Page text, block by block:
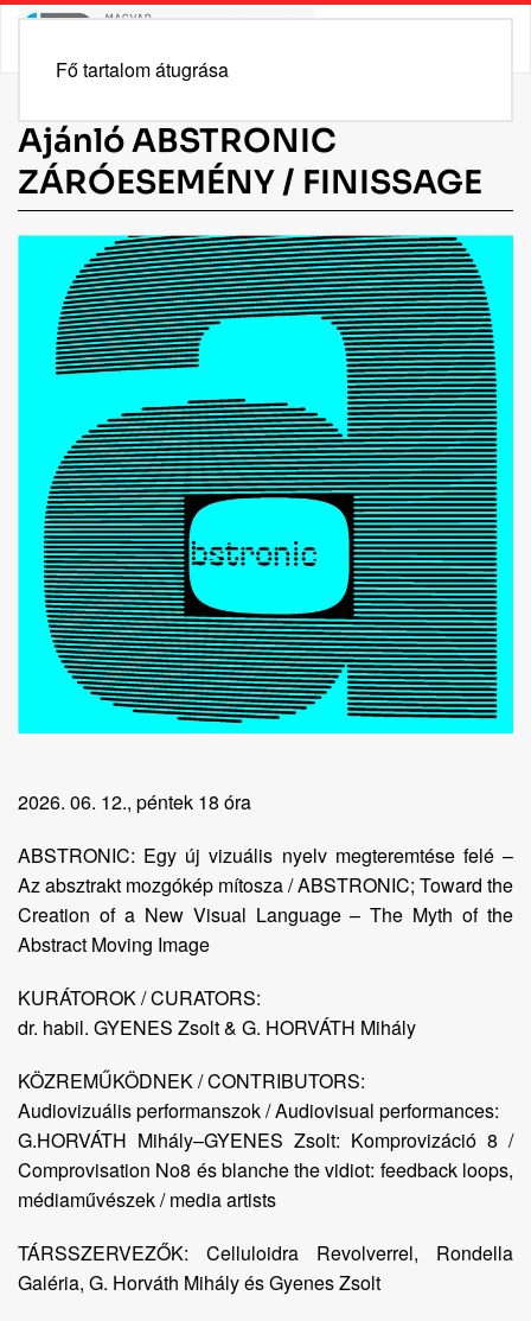
Fő tartalom átugrása
Ajánló ABSTRONIC
ZÁRÓESEMÉNY / FINISSAGE
2026. 06. 12., péntek 18 óra
ABSTRONIC: Egy új vizuális nyelv megteremtése felé –
Az absztrakt mozgókép mítosza / ABSTRONIC; Toward the
Creation of a New Visual Language – The Myth of the
Abstract Moving Image
KURÁTOROK / CURATORS:
dr. habil. GYENES Zsolt & G. HORVÁTH Mihály
KÖZREMŰKÖDNEK / CONTRIBUTORS:
Audiovizuális performanszok / Audiovisual performances:
G.HORVÁTH Mihály–GYENES Zsolt: Komprovizáció 8 /
Comprovisation No8 és blanche the vidiot: feedback loops,
médiaművészek / media artists
TÁRSSZERVEZŐK: Celluloidra Revolverrel, Rondella
Galéria, G. Horváth Mihály és Gyenes Zsolt